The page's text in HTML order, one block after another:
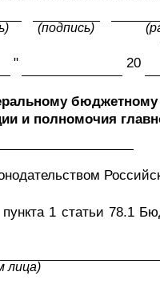
(подпись)
" 20
бюджетному
и полномочия
1 статьи 78.1
лица)